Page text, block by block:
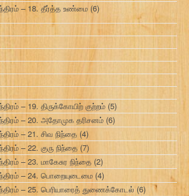
– 18. தீர்த்த உண்மை (6)
– 19. திருக்கோயிற் குற்றம் (5)
– 20. அதோமுக தரிசனம் (6)
– 21. சிவ நிந்தை (4)
– 22. குரு நிந்தை (7)
– 23. மாகேசுர நிந்தை (2)
– 24. பொறையுடைமை (4)
– 25. பெரியாரைத் துணைக்கோடல்(6)